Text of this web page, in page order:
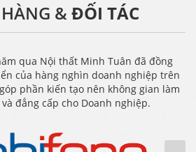
&ĐỐI TÁC
qua Nội thất Minh Tuân đã đồng
của hàng nghìn doanh nghiệp trên
phần kiến tạo nên không gian làm
đẳng cấp cho Doanh nghiệp.